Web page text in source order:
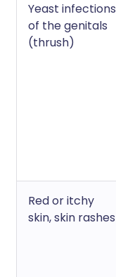
Yeast infections
of the genitals
(thrush)
Red or itchy
skin, skin rashes